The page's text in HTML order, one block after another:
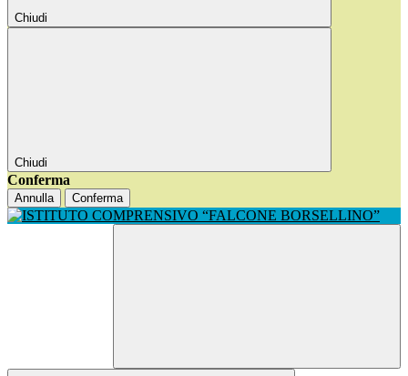
Chiudi
Chiudi
Conferma
Annulla Conferma